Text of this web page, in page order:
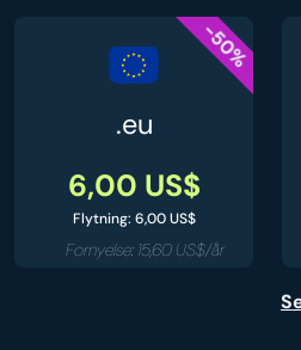
-50%
.eu
6,00 US$
Flytning: 6,00 US$
Fornyelse: 15,60 US$/år